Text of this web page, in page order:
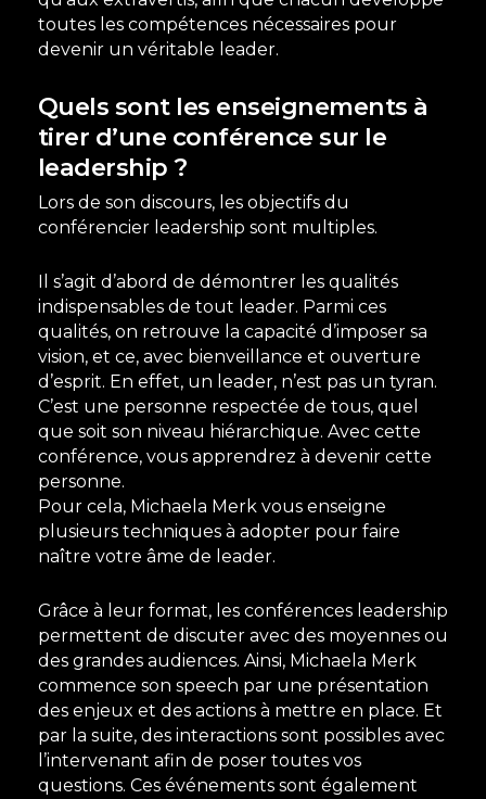
toutes les compétences nécessaires pour
devenir un véritable leader.
Quels sont les enseignements à
tirer d’une conférence sur le
leadership ?
Lors de son discours, les objectifs du
conférencier leadership sont multiples.
Il s’agit d’abord de démontrer les qualités
indispensables de tout leader. Parmi ces
qualités, on retrouve la capacité d’imposer sa
vision, et ce, avec bienveillance et ouverture
d’esprit. En effet, un leader, n’est pas un tyran.
C’est une personne respectée de tous, quel
que soit son niveau hiérarchique. Avec cette
conférence, vous apprendrez à devenir cette
personne.
Pour cela, Michaela Merk vous enseigne
plusieurs techniques à adopter pour faire
naître votre âme de leader.
Grâce à leur format, les conférences leadership
permettent de discuter avec des moyennes ou
des grandes audiences. Ainsi, Michaela Merk
commence son speech par une présentation
des enjeux et des actions à mettre en place. Et
par la suite, des interactions sont possibles avec
l’intervenant afin de poser toutes vos
questions. Ces événements sont également